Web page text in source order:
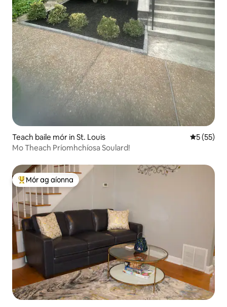
Teach baile mór in St. Louis
5 (55)
Mo Theach Príomhchíosa Soulard!
An-mhór ag aíonna
Mór ag aíonna